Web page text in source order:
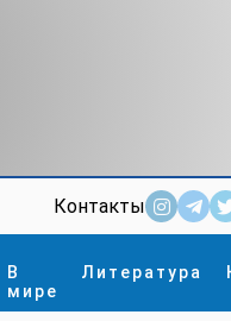
Контакты
В
мире
Литература